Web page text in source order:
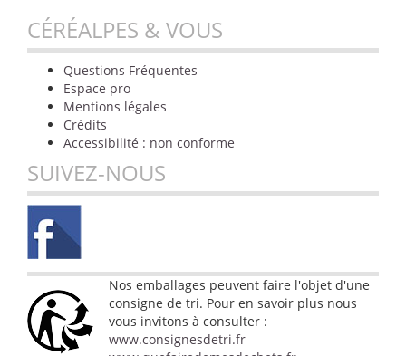
CÉRÉALPES & VOUS
Questions Fréquentes
Espace pro
Mentions légales
Crédits
Accessibilité : non conforme
SUIVEZ-NOUS
Nos emballages peuvent faire l'objet d'une
consigne de tri. Pour en savoir plus nous
vous invitons à consulter :
www.consignesdetri.fr